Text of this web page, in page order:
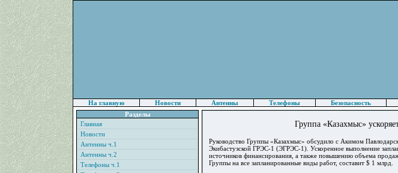
На главную Новости Антенны Телефоны Безопасность
Разделы
Главная
Новости
Антенны ч.1
Антенны ч.2
Телефоны ч.1
Группа «Казахмыс»
Руководство Группы «Казахмыс» обсудило с Акимом
Экибастузской ГРЭС-1 (ЭГРЭС-1). Ускоренное выполнение
источников финансирования, а также повышению объема
Группы на все запланированные виды работ, составит $ 1 млрд.